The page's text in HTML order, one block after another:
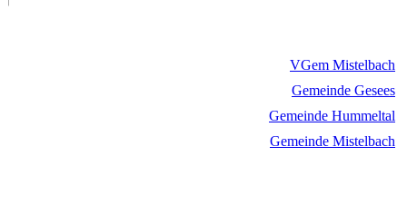
VGem Mistelbach
Gemeinde Gesees
Gemeinde Hummeltal
Gemeinde Mistelbach